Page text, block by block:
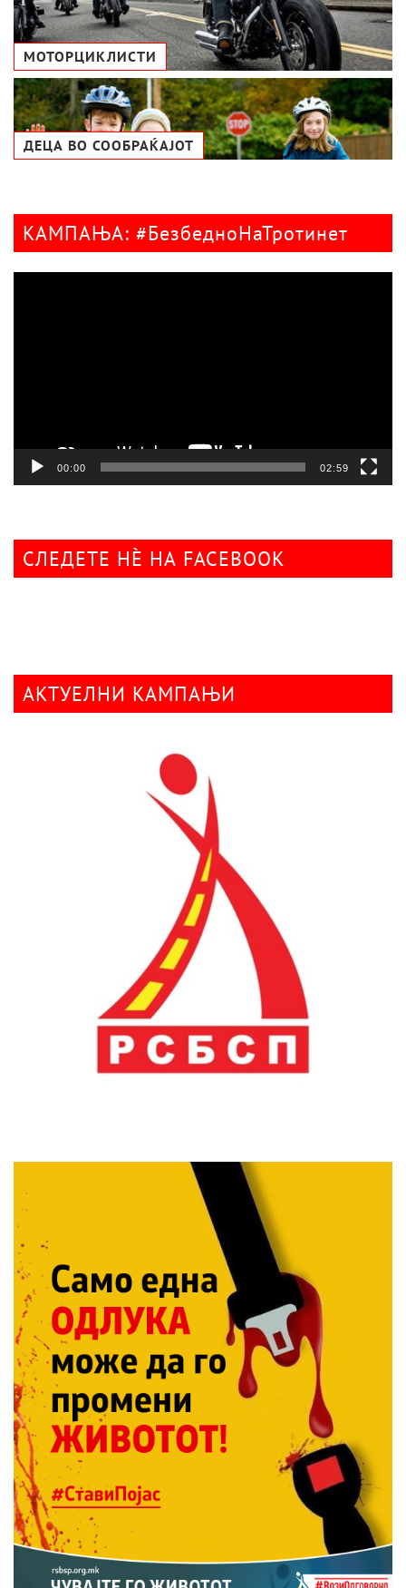
МОТОРЦИКЛИСТИ
ДЕЦА ВО СООБРАЌАЈОТ
КАМПАЊА: #БезбедноНаТротинет
00:00 02:59
СЛЕДЕТЕ НÈ НА FACEBOOK
АКТУЕЛНИ КАМПАЊИ